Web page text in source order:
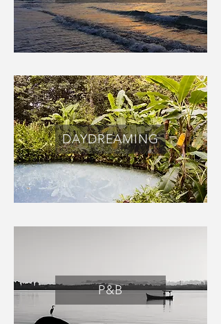
DAYDREAMING
P&B